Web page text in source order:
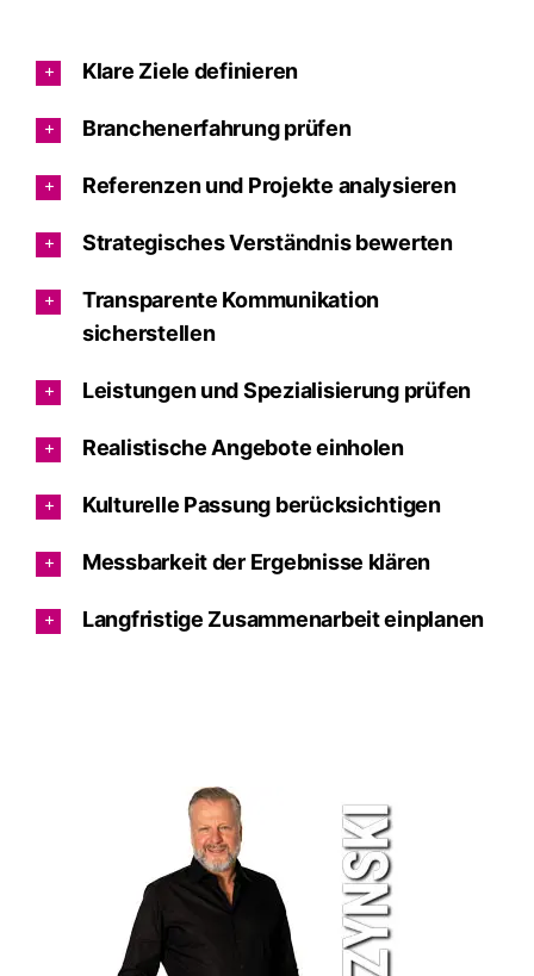
Klare Ziele definieren
Branchenerfahrung prüfen
Referenzen und Projekte analysieren
Strategisches Verständnis bewerten
Transparente Kommunikation
sicherstellen
Leistungen und Spezialisierung prüfen
Realistische Angebote einholen
Kulturelle Passung berücksichtigen
Messbarkeit der Ergebnisse klären
Langfristige Zusammenarbeit einplanen